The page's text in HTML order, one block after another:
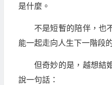
是什麼。
不是短暫的陪伴，也
能一起走向人生下一階段
但奇妙的是，越想結
說一句話：